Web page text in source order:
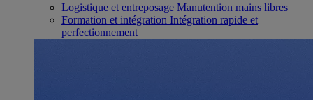
Logistique et entreposage Manutention mains libres
Formation et intégration Intégration rapide et
perfectionnement